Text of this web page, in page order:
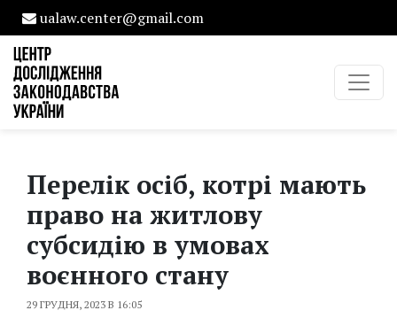
ualaw.center@gmail.com
Перелік осіб, котрі мають
право на житлову
субсидію в умовах
воєнного стану
29 ГРУДНЯ, 2023 В 16:05